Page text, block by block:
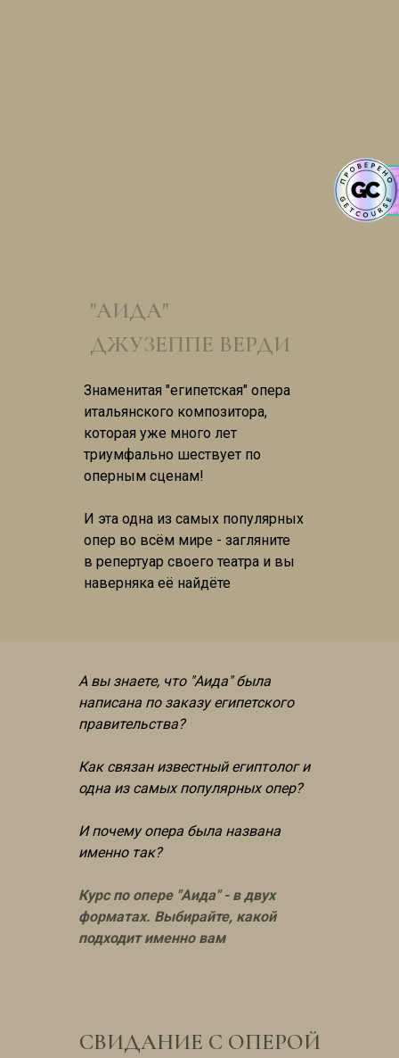
Знаменитая "египетская" опера
итальянского композитора,
которая уже много лет
триумфально шествует по
оперным сценам!
И эта одна из самых популярных
опер во всём мире - загляните
в репертуар своего театра и вы
наверняка её найдёте
"АИДА"
ДЖУЗЕППЕ ВЕРДИ
А вы знаете, что "Аида" была
написана по заказу египетского
правительства?
Как связан известный египтолог и
одна из самых популярных опер?
И почему опера была названа
именно так?
Курс по опере "Аида" - в двух
форматах. Выбирайте, какой
подходит именно вам
СВИДАНИЕ С ОПЕРОЙ